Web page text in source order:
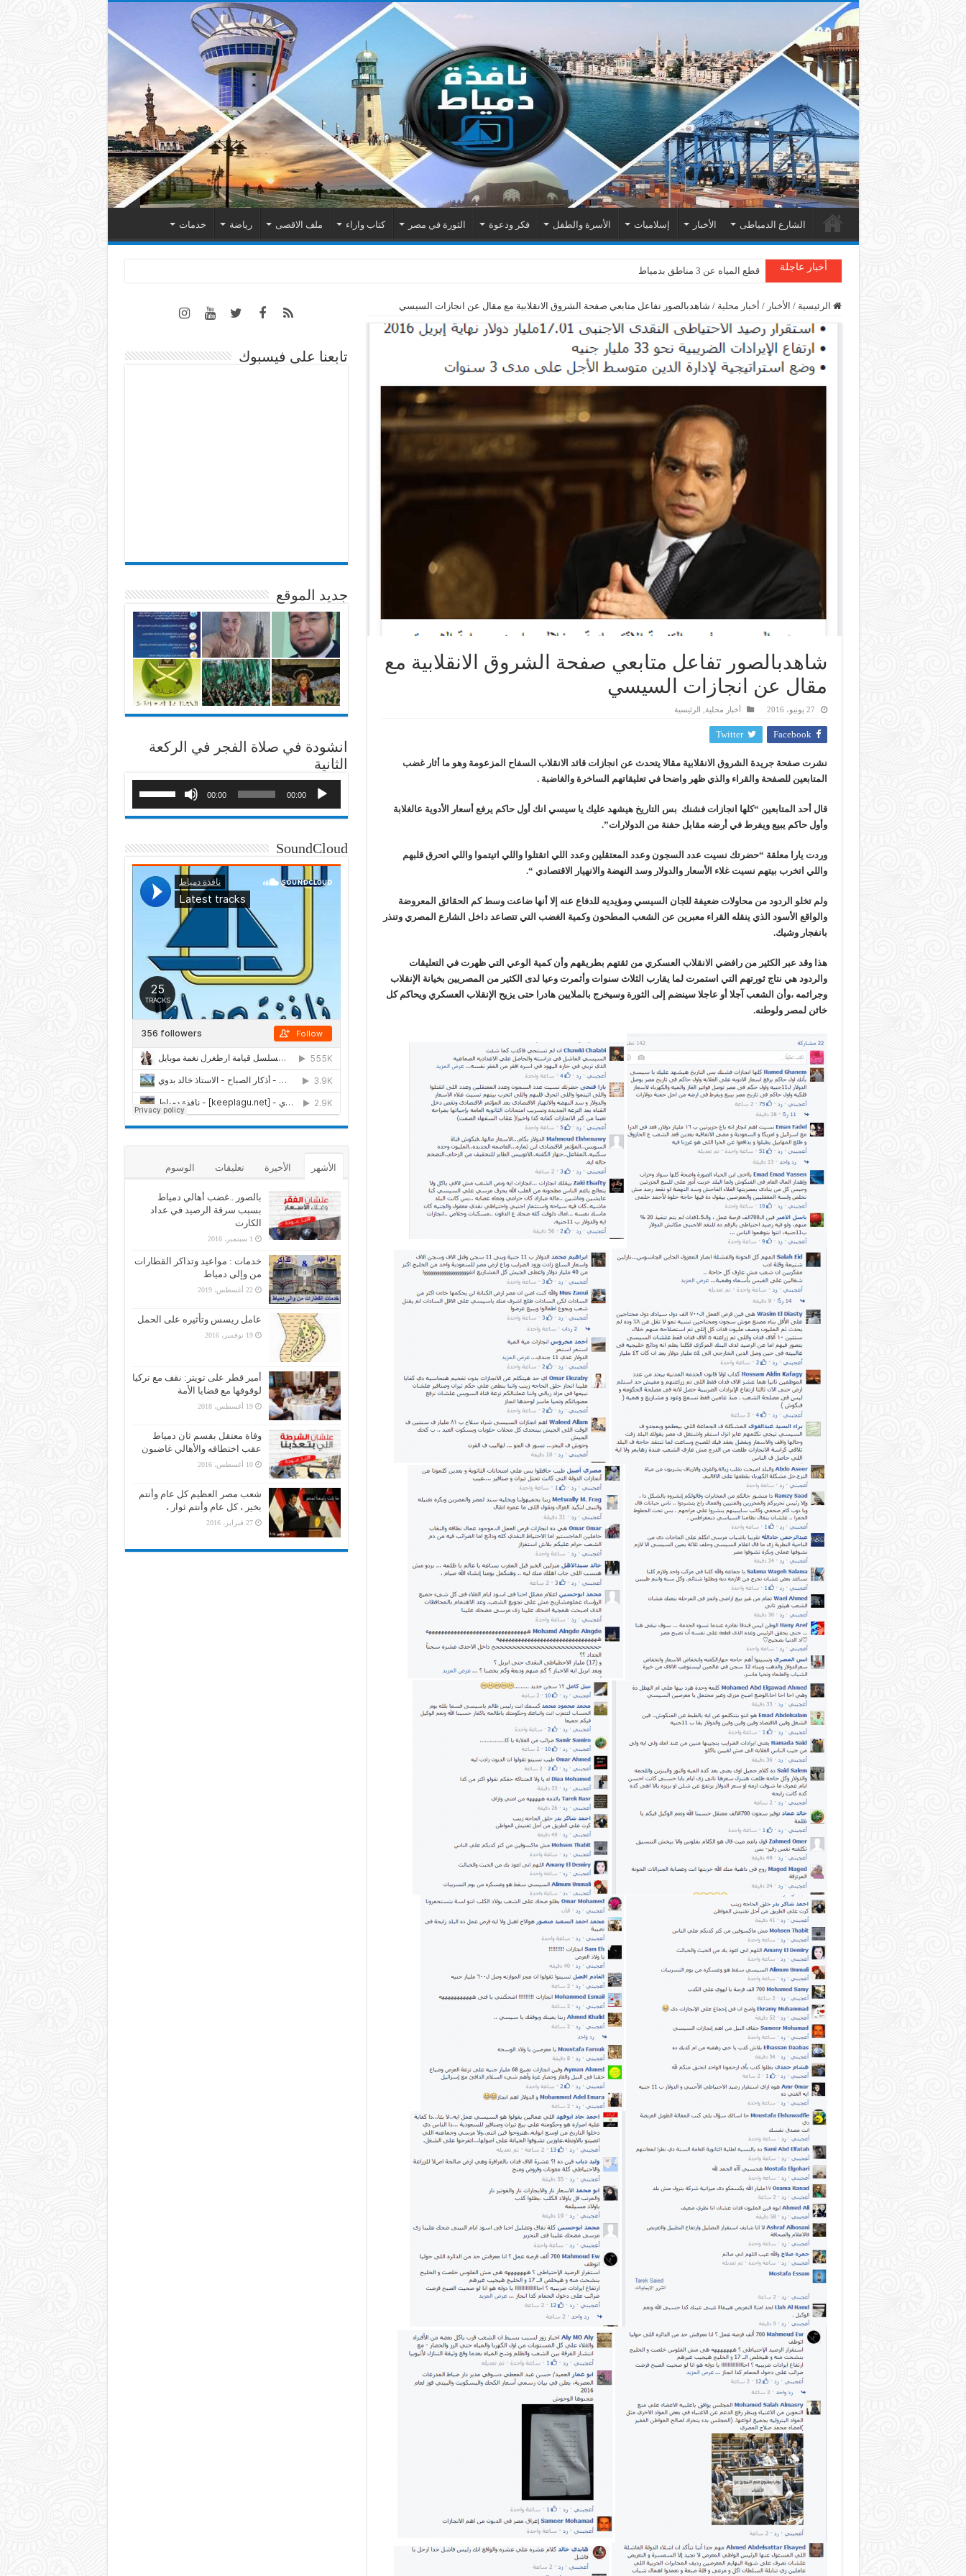
الشارع الدمياطى الأخبار إسلاميات الأسرة والطفل فكر ودعوة الثورة في مصر كتاب واراء ملف الاقصى رياضة خدمات
أخبار عاجلة دمياط : سقوط شجرة على الأسلاك الكهربائية بمنطقة المطرى
الرئيسية / الأخبار / أخبار محلية / شاهدبالصور تفاعل متابعي صفحة الشروق الانقلابية مع مقال عن انجازات السيسي
شاهدبالصور تفاعل متابعي صفحة الشروق الانقلابية مع
مقال عن انجازات السيسي
27 يونيو، 2016 أخبار محلية الرئيسية
Facebook
Twitter
نشرت صفحة جريدة الشروق الانقلابية مقالا يتحدث عن انجازات قائد الانقلاب السفاح المزعومة وهو ما أثار غضب
المتابعين للصفحة والقراء والذي ظهر واضحا في تعليقاتهم الساخرة والغاضبة .
قال أحد المتابعين “كلها انجازات فشنك بس التاريخ هيشهد عليك يا سيسي انك أول حاكم يرفع أسعار الأدوية عالغلابة
وأول حاكم يبيع ويفرط في أرضه مقابل حفنة من الدولارات”.
وردت يارا معلقة “حضرتك نسيت عدد السجون وعدد المعتقلين وعدد اللي اتقتلوا واللي اتيتموا واللي اتحرق قلبهم
واللي اتخرب بيتهم نسيت غلاء الأسعار والدولار وسد النهضة والانهيار الاقتصادي “.
ولم تخلو الردود من محاولات ضعيفة للجان السيسي ومؤيديه للدفاع عنه إلا أنها ضاعت وسط كم الحقائق المعروضة
والواقع الأسود الذي ينقله القراء معبرين عن الشعب المطحون وكمية الغضب التي تتصاعد داخل الشارع المصري وتنذر
بانفجار وشيك.
هذا وقد عبر الكثير من رافضي الانقلاب العسكري من ثقتهم بطريقهم وأن كمية الوعي التي ظهرت في التعليقات
والردود هي نتاج ثورتهم التي استمرت لما يقارب الثلاث سنوات وأثمرت وعيا لدى الكثير من المصريين بخيانة الإنقلاب
وجرائمه ،وأن الشعب آجلا أو عاجلا سينضم إلى الثورة وسيخرج بالملايين هادرا حتى يزيح الإنقلاب العسكري ويحاكم كل
خائن لمصر ولوطنه.
تابعنا على فيسبوك
جديد الموقع
انشودة في صلاة الفجر في الركعة
الثانية
00:00
00:00
SoundCloud
الأشهر الأخيرة تعليقات الوسوم
بالصور ..غضب أهالي دمياط
بسبب سرقة الرصيد في عداد
الكارت
1 سبتمبر، 2016
خدمات : مواعيد وتذاكر القطارات
من وإلى دمياط
22 أغسطس، 2019
عامل ريسس وتأثيره على الحمل
19 نوفمبر، 2016
أمير قطر على تويتر: نقف مع تركيا
لوقوفها مع قضايا الأمة
19 أغسطس، 2018
وفاة معتقل بقسم ثان دمياط
عقب اختطافه والأهالي غاضبون
10 أغسطس، 2016
شعب مصر العظيم كل عام وأنتم
بخير ، كل عام وأنتم ثوار ،
27 فبراير، 2016